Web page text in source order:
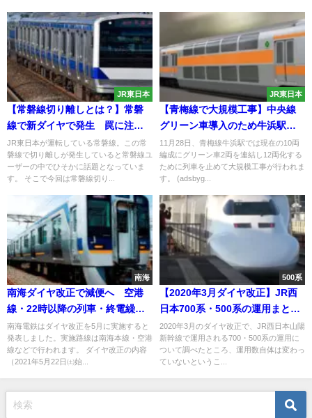
JR東日本
【常磐線切り離しとは？】常磐
線で新ダイヤで発生 罠に注
意 グリーン車ない？
JR東日本が運転している常磐線。この常
磐線で切り離しが発生していると常磐線ユ
ーザーの中でひそかに話題となっていま
す。 そこで今回は常磐線切り...
JR東日本
【青梅線で大規模工事】中央線
グリーン車導入のため牛浜駅の
線路を移動 全列車運休しバス代
行に
11月28日、青梅線牛浜駅では現在の10両
編成にグリーン車2両を連結し12両化する
ために列車を止めて大規模工事が行われま
す。 (adsbyg...
南海
南海ダイヤ改正で減便へ 空港
線・22時以降の列車・終電繰り
上げ
南海電鉄はダイヤ改正を5月に実施すると
発表しました。実施路線は南海本線・空港
線などで行われます。 ダイヤ改正の内容
（2021年5月22日㈯始...
500系
【2020年3月ダイヤ改正】JR西
日本700系・500系の運用まと
め 全席禁煙化でB編成700系グ
リーン車は3月13日がラストラ
ン 一部で運用変更も
2020年3月のダイヤ改正で、JR西日本山陽
新幹線で運用される700・500系の運用に
ついて調べたところ、運用数自体は変わっ
ていないというこ...